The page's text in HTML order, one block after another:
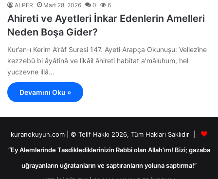
ALPER Mart 28, 2026 0 6
Ahireti ve Ayetleri İnkar Edenlerin Amelleri
Neden Boşa Gider?
Kur’an-ı Kerim A’râf Suresi 147. Ayeti Arapça Okunuşu: Vellezîne
kezzebû bi âyâtinâ ve likâil âhireti habitat a’mâluhum, hel
yuczevne illâ…
Devamını Oku »
kuranokuyun.com | © Telif Hakkı 2026, Tüm Hakları Saklıdır |
“Ey Alemlerinde Tasdiklediklerinizin Rabbi olan Allah’ım! Bizi; gazaba
uğrayanların uğratanların ve saptıranların yoluna saptırma!”